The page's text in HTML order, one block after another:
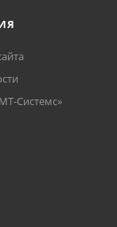
Системс»